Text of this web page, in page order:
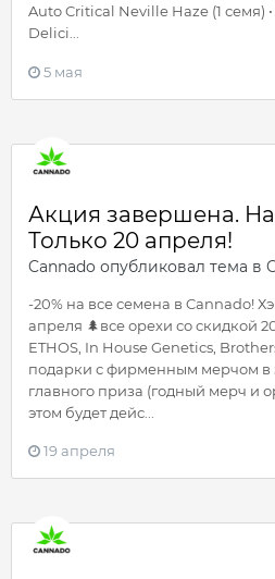
Auto Critical Neville Haze (1 семя)
Delici...
5 мая
Акция завершена.
Только 20 апреля!
Cannado опубликовал тема в
-20% на все семена в Cannado!
апреля 🌲все орехи со скидкой
ETHOS, In House Genetics,
подарки с фирменным мерчом в
главного приза (годный мерч и
этом будет дейс...
19 апреля